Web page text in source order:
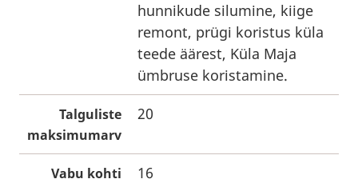
hunnikude silumine, kiige
remont, prügi koristus küla
teede äärest, Küla Maja
ümbruse koristamine.
Talguliste
maksimumarv
20
Vabu kohti 16